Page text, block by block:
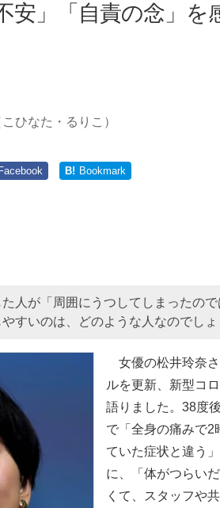
」「自責の念」を
ひなた・るりこ）
Facebook B! Bookmark
人が「周囲にうつしてしまったの
すいのは、どのような人なのでしょ
女優の松井玲奈
ルを更新、新型コ
語りました。38度
で「全身の痛みで2
ていた症状と違う
に、「体がつらい
くて、スタッフや